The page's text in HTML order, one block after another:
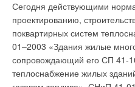
Сегодня действующими
проектированию,
поквартирных систем
01–2003 «Здания жилые
сопровождающий его СП 41-
теплоснабжение жилых